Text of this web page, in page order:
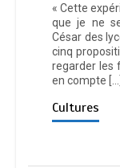
« Cette
que je ne
César des
cinq
regarder les
en compte […]
Cultures